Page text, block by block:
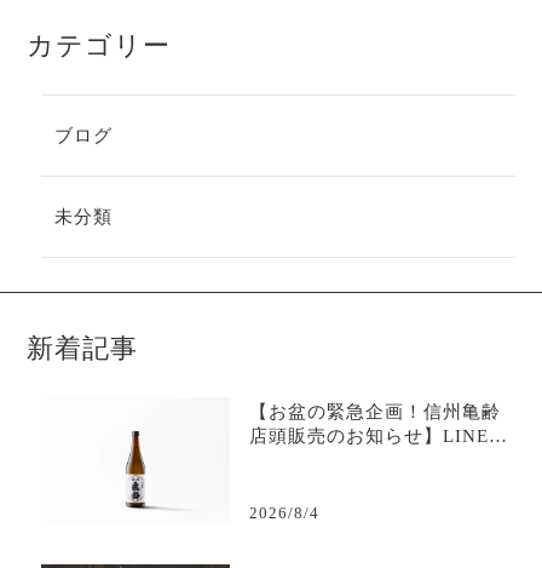
カテゴリー
ブログ
未分類
新着記事
【お盆の緊急企画！信州亀齢
店頭販売のお知らせ】LINE限
2026/8/4